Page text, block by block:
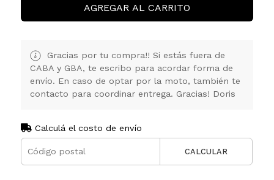
AGREGAR AL CARRITO
Gracias por tu compra!! Si estás fuera de
CABA y GBA, te escribo para acordar forma de
envío. En caso de optar por la moto, también te
contacto para coordinar entrega. Gracias! Doris
Calculá el costo de envío
CALCULAR